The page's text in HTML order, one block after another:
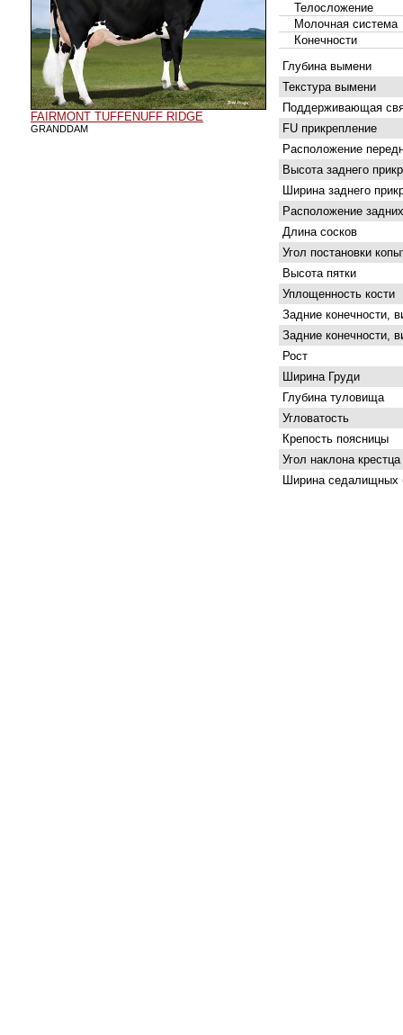
FAIRMONT TUFFENUFF RIDGE
GRANDDAM
Телосложение
Молочная система
Конечности
Глубина вымени
Текстура вымени
Поддерживающая
FU прикрепление
Расположение
Высота заднего
Ширина заднего
Расположение
Длина сосков
Угол постановки
Высота пятки
Уплощенность кости
Задние конечности,
Задние конечности,
Рост
Ширина Груди
Глубина туловища
Угловатость
Крепость поясницы
Угол наклона крестца
Ширина седалищных